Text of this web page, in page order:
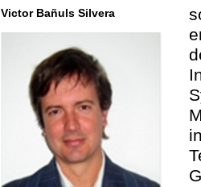
Victor Bañuls Silvera